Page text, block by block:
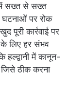
में सख्त से सख्त
घटनाओं पर रोक
पूरी कार्रवाई पर
के लिए हर संभव
में कानून-
जिसे ठीक करना